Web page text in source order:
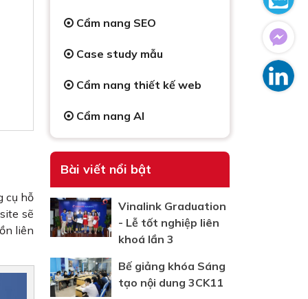
cụ hỗ
sẽ
liên
Cẩm nang SEO
Case study mẫu
Cẩm nang thiết kế web
Cẩm nang AI
Bài viết nổi bật
Vinalink Graduation
- Lễ tốt nghiệp liên
khoá lần 3
Bế giảng khóa Sáng
tạo nội dung 3CK11